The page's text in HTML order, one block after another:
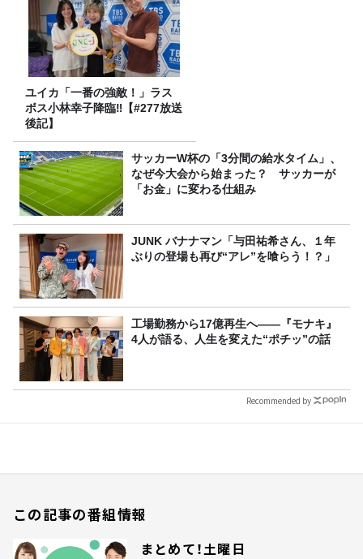
ユイカ「一番の強敵！」ラス
ボス小林幸子降臨‼【#277放送
後記】
サッカーW杯の「3分間の給水タイム」、
なぜ今大会から始まった？ サッカーが
「お金」に変わる仕組み
JUNK バナナマン「与田祐希さん、１年
ぶりの登場も再び“アレ”を喰らう！？」
工場勤務から17億再生へ——『モナキ』
4人が語る、人生を変えた“ポチッ”の話
Recommended by
この記事の番組情報
まとめて！土曜日